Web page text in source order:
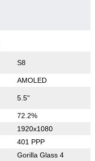
S8
AMOLED
5.5"
72.2%
1920x1080
401 PPP
Gorilla Glass 4